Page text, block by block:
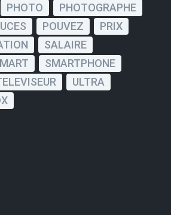
PHOTO
PHOTOGRAPHE
POUVEZ
PRIX
SALAIRE
SMARTPHONE
ULTRA